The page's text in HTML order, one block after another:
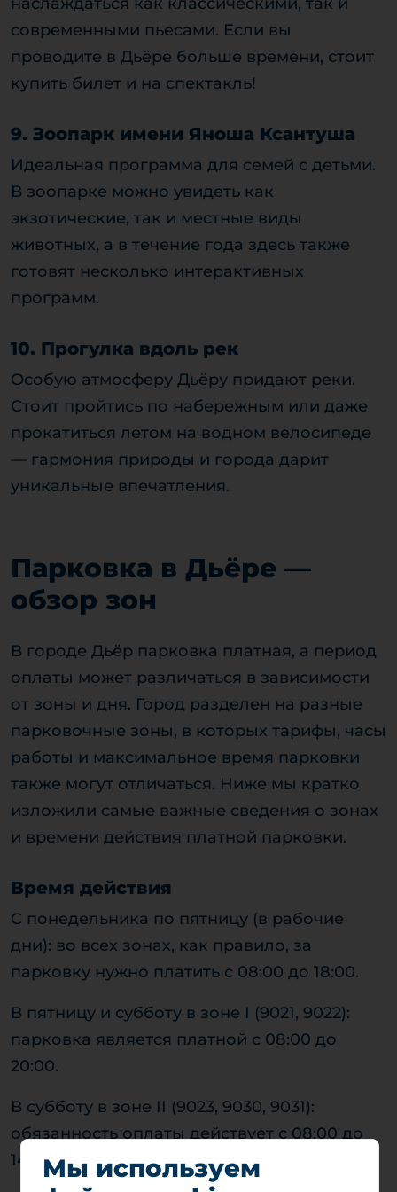
современными пьесами. Если вы
проводите в Дьёре больше времени, стоит
купить билет и на спектакль!
9. Зоопарк имени Яноша Ксантуша
Идеальная программа для семей с детьми.
В зоопарке можно увидеть как
экзотические, так и местные виды
животных, а в течение года здесь также
готовят несколько интерактивных
программ.
10. Прогулка вдоль рек
Особую атмосферу Дьёру придают реки.
Стоит пройтись по набережным или даже
прокатиться летом на водном велосипеде
— гармония природы и города дарит
уникальные впечатления.
Парковка в Дьёре —
обзор зон
В городе Дьёр парковка платная, а период
оплаты может различаться в зависимости
от зоны и дня. Город разделен на разные
парковочные зоны, в которых тарифы, часы
работы и максимальное время парковки
также могут отличаться. Ниже мы кратко
изложили самые важные сведения о зонах
и времени действия платной парковки.
Время действия
С понедельника по пятницу (в рабочие
дни): во всех зонах, как правило, за
парковку нужно платить с 08:00 до 18:00.
В пятницу и субботу в зоне I (9021, 9022):
парковка является платной с 08:00 до
20:00.
В субботу в зоне II (9023, 9030, 9031):
обязанность оплаты действует с 08:00 до
14:00.Мы используем